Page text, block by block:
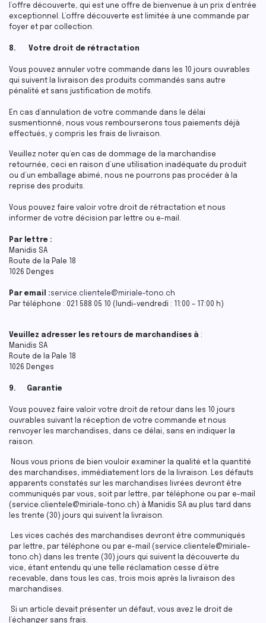
l’offre découverte, qui est une offre de bienvenue à un prix d’entrée
exceptionnel. L’offre découverte est limitée à une commande par
foyer et par collection.
8. Votre droit de rétractation
Vous pouvez annuler votre commande dans les 10 jours ouvrables
qui suivent la livraison des produits commandés sans autre
pénalité et sans justification de motifs.
En cas d’annulation de votre commande dans le délai
susmentionné, nous vous rembourserons tous paiements déjà
effectués, y compris les frais de livraison.
Veuillez noter qu’en cas de dommage de la marchandise
retournée, ceci en raison d’une utilisation inadéquate du produit
ou d’un emballage abimé, nous ne pourrons pas procéder à la
reprise des produits.
Vous pouvez faire valoir votre droit de rétractation et nous
informer de votre décision par lettre ou e-mail.
Par lettre :
Manidis SA
Route de la Pale 18
1026 Denges
Par email :service.clientele@miriale-tono.ch
Par téléphone : 021 588 05 10 (lundi-vendredi : 11:00 – 17:00 h)
Veuillez adresser les retours de marchandises à :
Manidis SA
Route de la Pale 18
1026 Denges
9. Garantie
Vous pouvez faire valoir votre droit de retour dans les 10 jours
ouvrables suivant la réception de votre commande et nous
renvoyer les marchandises, dans ce délai, sans en indiquer la
raison.
Nous vous prions de bien vouloir examiner la qualité et la quantité
des marchandises, immédiatement lors de la livraison. Les défauts
apparents constatés sur les marchandises livrées devront être
communiqués par vous, soit par lettre, par téléphone ou par e-mail
(service.clientele@miriale-tono.ch) à Manidis SA au plus tard dans
les trente (30) jours qui suivent la livraison.
Les vices cachés des marchandises devront être communiqués
par lettre, par téléphone ou par e-mail (service.clientele@miriale-
tono.ch) dans les trente (30) jours qui suivent la découverte du
vice, étant entendu qu’une telle réclamation cesse d’être
recevable, dans tous les cas, trois mois après la livraison des
marchandises.
Si un article devait présenter un défaut, vous avez le droit de
l’échanger sans frais.